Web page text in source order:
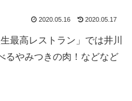
2020.05.16 2020.05.17
最高レストラン」では井川
るやみつきの肉！などなど